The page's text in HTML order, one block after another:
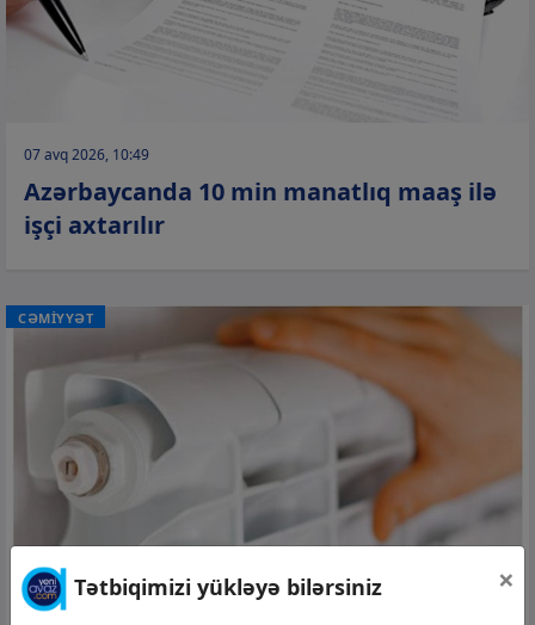
07 avq 2026, 10:49
Azərbaycanda 10 min manatlıq maaş ilə
işçi axtarılır
CƏMİYYƏT
Tətbiqimizi yükləyə bilərsiniz ×